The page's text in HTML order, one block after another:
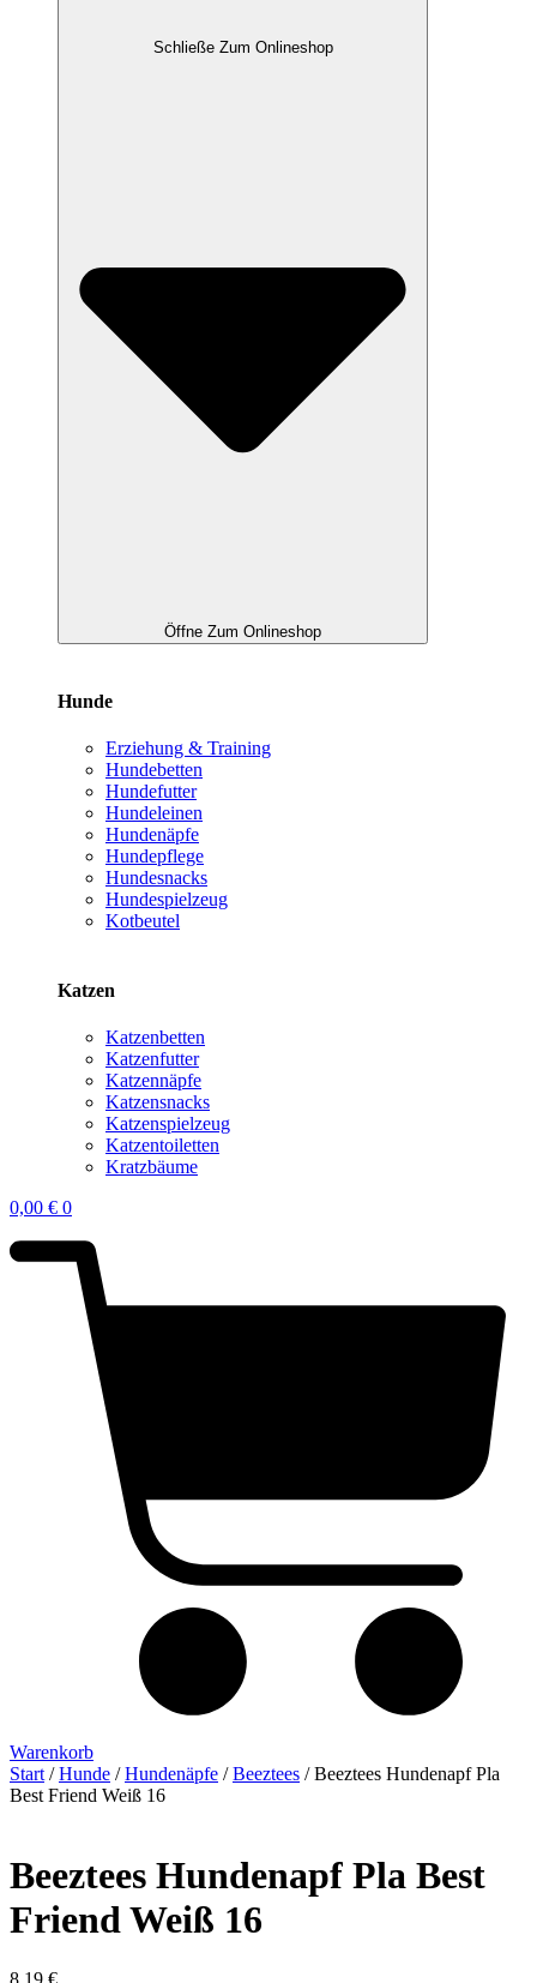
Schließe Zum Onlineshop
Öffne Zum Onlineshop
Hunde
Erziehung & Training
Hundebetten
Hundefutter
Hundeleinen
Hundenäpfe
Hundepflege
Hundesnacks
Hundespielzeug
Kotbeutel
Katzen
Katzenbetten
Katzenfutter
Katzennäpfe
Katzensnacks
Katzenspielzeug
Katzentoiletten
Kratzbäume
0,00 € 0
Warenkorb
Start /Hunde /Hundenäpfe /Beeztees / Beeztees Hundenapf Pla
Best Friend Weiß 16
Beeztees Hundenapf Pla Best
Friend Weiß 16
8,19 €